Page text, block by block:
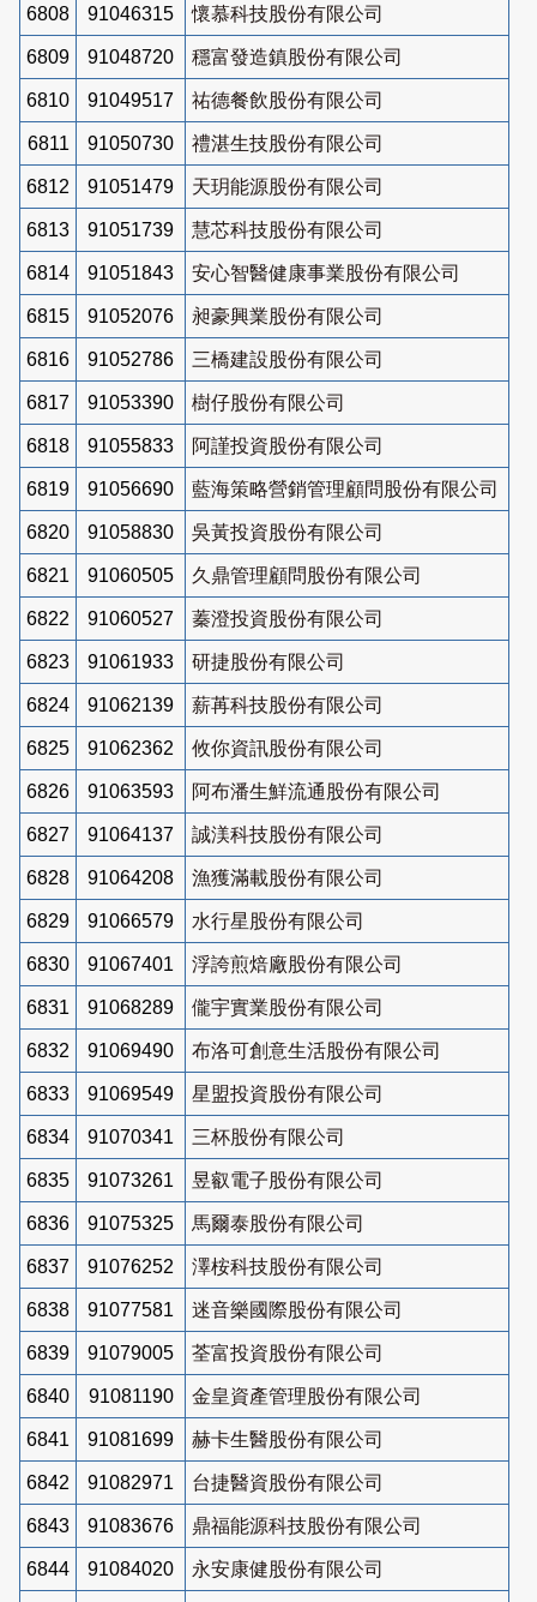
6808 91046315 懷慕科技股份有限公司
6809 91048720 穩富發造鎮股份有限公司
6810 91049517 祐德餐飲股份有限公司
6811 91050730 禮湛生技股份有限公司
6812 91051479 天玥能源股份有限公司
6813 91051739 慧芯科技股份有限公司
6814 91051843 安心智醫健康事業股份有限公司
6815 91052076 昶豪興業股份有限公司
6816 91052786 三橋建設股份有限公司
6817 91053390 樹仔股份有限公司
6818 91055833 阿謹投資股份有限公司
6819 91056690 藍海策略營銷管理顧問股份有限公司
6820 91058830 吳黃投資股份有限公司
6821 91060505 久鼎管理顧問股份有限公司
6822 91060527 蓁澄投資股份有限公司
6823 91061933 研捷股份有限公司
6824 91062139 薪苒科技股份有限公司
6825 91062362 攸你資訊股份有限公司
6826 91063593 阿布潘生鮮流通股份有限公司
6827 91064137 誠渼科技股份有限公司
6828 91064208 漁獲滿載股份有限公司
6829 91066579 水行星股份有限公司
6830 91067401 浮誇煎焙廠股份有限公司
6831 91068289 儱宇實業股份有限公司
6832 91069490 布洛可創意生活股份有限公司
6833 91069549 星盟投資股份有限公司
6834 91070341 三杯股份有限公司
6835 91073261 昱叡電子股份有限公司
6836 91075325 馬爾泰股份有限公司
6837 91076252 澤桉科技股份有限公司
6838 91077581 迷音樂國際股份有限公司
6839 91079005 荃富投資股份有限公司
6840 91081190 金皇資產管理股份有限公司
6841 91081699 赫卡生醫股份有限公司
6842 91082971 台捷醫資股份有限公司
6843 91083676 鼎福能源科技股份有限公司
6844 91084020 永安康健股份有限公司